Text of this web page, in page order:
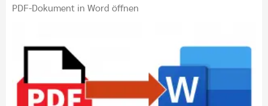
PDF-Dokument in Word öffnen